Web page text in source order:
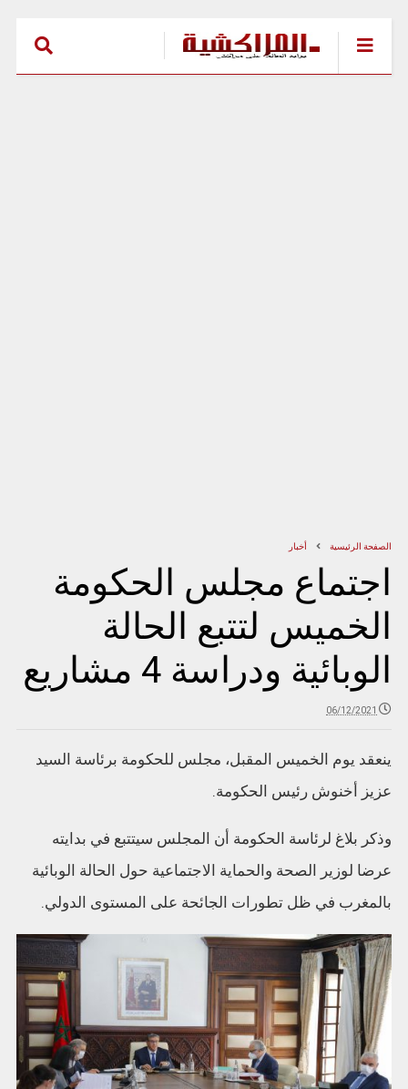
الصفحة الرئيسية أخبار
اجتماع مجلس الحكومة
الخميس لتتبع الحالة
الوبائية ودراسة 4 مشاريع
06/12/2021
ينعقد يوم الخميس المقبل، مجلس للحكومة برئاسة السيد
عزيز أخنوش رئيس الحكومة.
وذكر بلاغ لرئاسة الحكومة أن المجلس سيتتبع في بدايته
عرضا لوزير الصحة والحماية الاجتماعية حول الحالة الوبائية
بالمغرب في ظل تطورات الجائحة على المستوى الدولي.